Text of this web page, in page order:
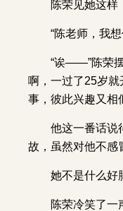
陈荣见她这样
“陈老师，我
“诶——”陈荣
啊，一过了25岁
事，彼此兴趣又相
他这一番话说
故，虽然对他不感
她不是什么好
陈荣冷笑了一